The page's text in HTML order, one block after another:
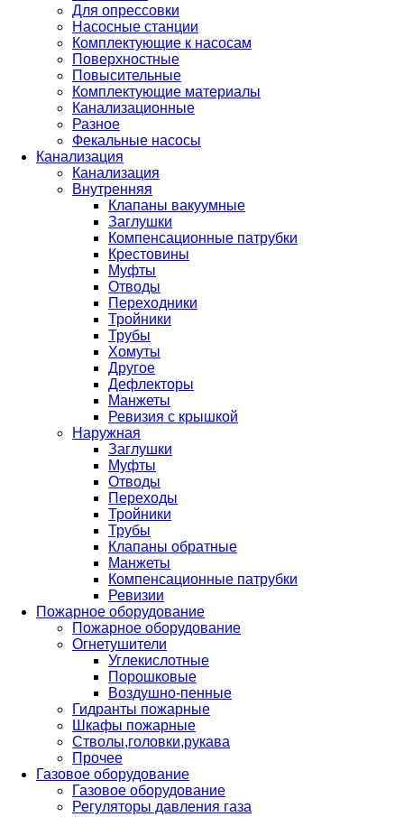
Для опрессовки
Насосные станции
Комплектующие к насосам
Поверхностные
Повысительные
Комплектующие материалы
Канализационные
Разное
Фекальные насосы
Канализация
Канализация
Внутренняя
Клапаны вакуумные
Заглушки
Компенсационные патрубки
Крестовины
Муфты
Отводы
Переходники
Тройники
Трубы
Хомуты
Другое
Дефлекторы
Манжеты
Ревизия с крышкой
Наружная
Заглушки
Муфты
Отводы
Переходы
Тройники
Трубы
Клапаны обратные
Манжеты
Компенсационные патрубки
Ревизии
Пожарное оборудование
Пожарное оборудование
Огнетушители
Углекислотные
Порошковые
Воздушно-пенные
Гидранты пожарные
Шкафы пожарные
Стволы,головки,рукава
Прочее
Газовое оборудование
Газовое оборудование
Регуляторы давления газа